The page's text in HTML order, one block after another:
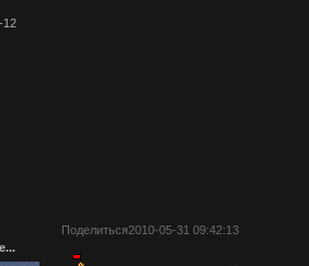
12
Поделиться2010-05-31 09:42:13